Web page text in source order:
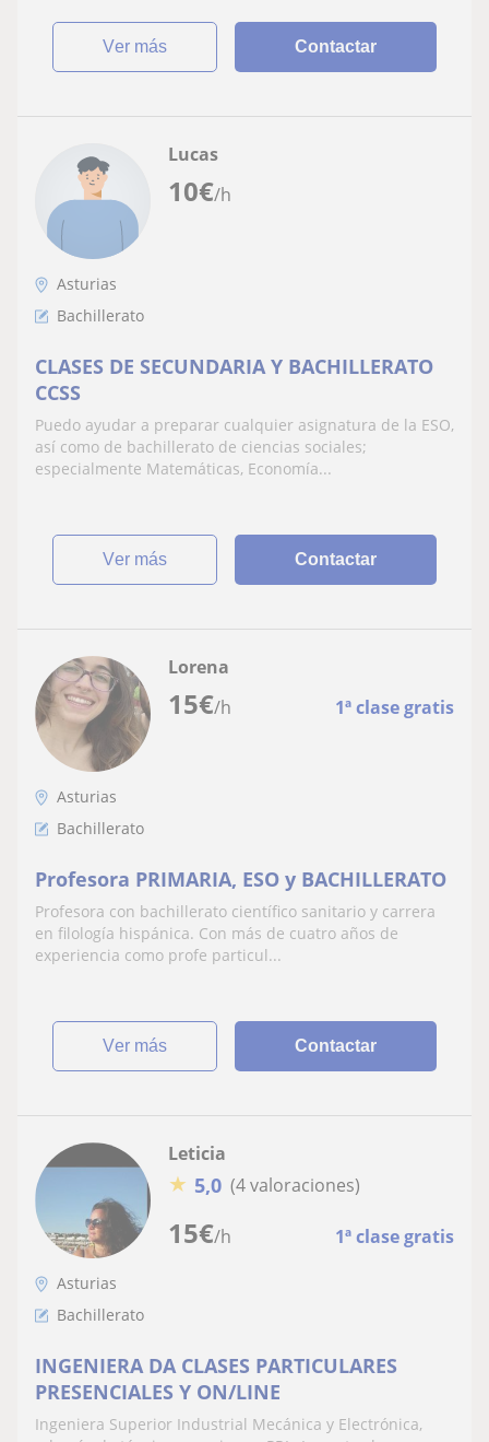
ver más Contactar
10€/h
Lucas
Asturias
Bachillerato
CLASES DE SECUNDARIA Y BACHILLERATO
CCSS
Puedo ayudar a preparar cualquier asignatura de la ESO,
así como de bachillerato de ciencias sociales;
especialmente Matemáticas, Economía...
ver más Contactar
15€/h 1ª clase gratis
Lorena
Asturias
Bachillerato
Profesora PRIMARIA, ESO y BACHILLERATO
Profesora con bachillerato científico sanitario y carrera
en filología hispánica. Con más de cuatro años de
experiencia como profe particul...
ver más Contactar
15€/h 1ª clase gratis
Leticia
★ 5,0 (4 valoraciones)
Asturias
Bachillerato
INGENIERA DA CLASES PARTICULARES
PRESENCIALES Y ON/LINE
Ingeniera Superior Industrial Mecánica y Electrónica,